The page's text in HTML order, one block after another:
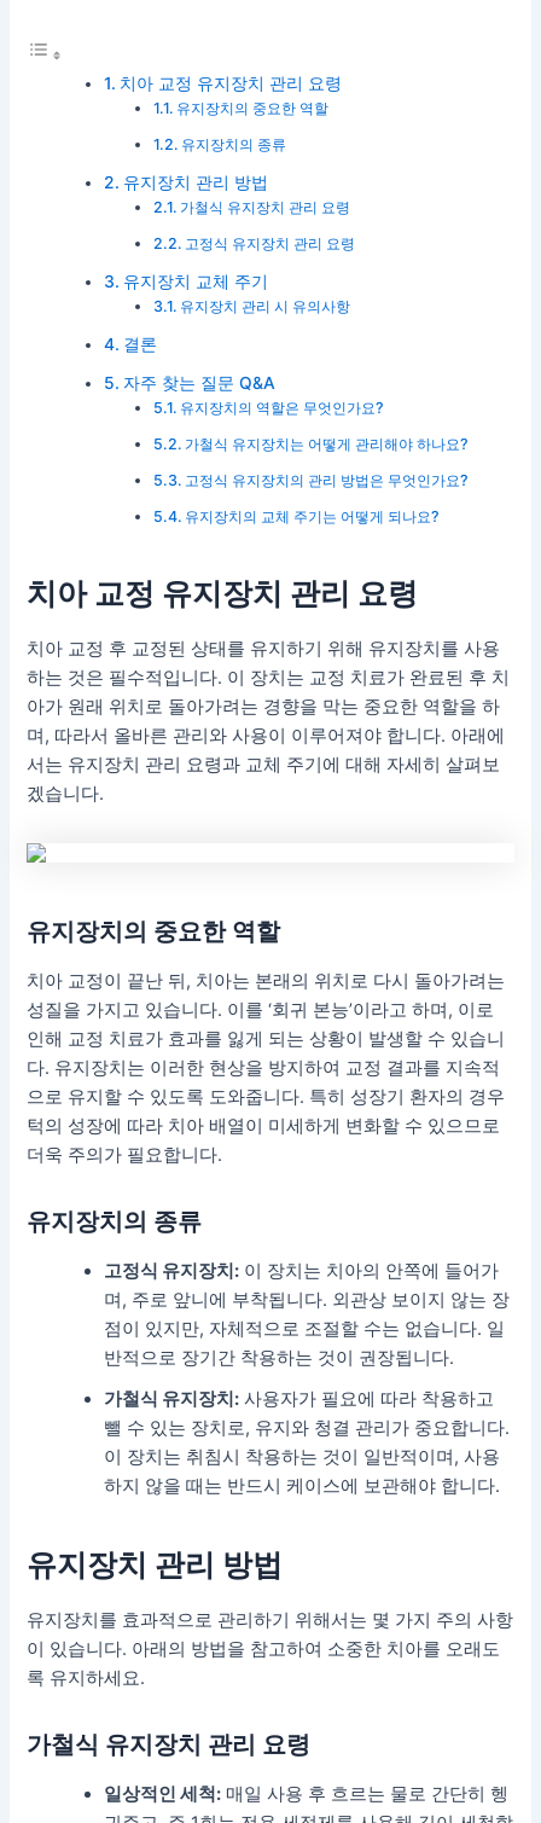
치아 교정 유지장치 관리 요령
유지장치의 중요한 역할
유지장치의 종류
유지장치 관리 방법
가철식 유지장치 관리 요령
고정식 유지장치 관리 요령
유지장치 교체 주기
유지장치 관리 시 유의사항
결론
자주 찾는 질문 Q&A
유지장치의 역할은 무엇인가요?
가철식 유지장치는 어떻게 관리해야 하나요?
고정식 유지장치의 관리 방법은 무엇인가요?
유지장치의 교체 주기는 어떻게 되나요?
치아 교정 유지장치 관리 요령
치아 교정 후 교정된 상태를 유지하기 위해 유지장치를 사용
하는 것은 필수적입니다. 이 장치는 교정 치료가 완료된 후 치
아가 원래 위치로 돌아가려는 경향을 막는 중요한 역할을 하
며, 따라서 올바른 관리와 사용이 이루어져야 합니다. 아래에
서는 유지장치 관리 요령과 교체 주기에 대해 자세히 살펴보
겠습니다.
유지장치의 중요한 역할
치아 교정이 끝난 뒤, 치아는 본래의 위치로 다시 돌아가려는
성질을 가지고 있습니다. 이를 ‘회귀 본능’이라고 하며, 이로
인해 교정 치료가 효과를 잃게 되는 상황이 발생할 수 있습니
다. 유지장치는 이러한 현상을 방지하여 교정 결과를 지속적
으로 유지할 수 있도록 도와줍니다. 특히 성장기 환자의 경우
턱의 성장에 따라 치아 배열이 미세하게 변화할 수 있으므로
더욱 주의가 필요합니다.
유지장치의 종류
고정식 유지장치: 이 장치는 치아의 안쪽에 들어가
며, 주로 앞니에 부착됩니다. 외관상 보이지 않는 장
점이 있지만, 자체적으로 조절할 수는 없습니다. 일
반적으로 장기간 착용하는 것이 권장됩니다.
가철식 유지장치: 사용자가 필요에 따라 착용하고
뺄 수 있는 장치로, 유지와 청결 관리가 중요합니다.
이 장치는 취침시 착용하는 것이 일반적이며, 사용
하지 않을 때는 반드시 케이스에 보관해야 합니다.
유지장치 관리 방법
유지장치를 효과적으로 관리하기 위해서는 몇 가지 주의 사항
이 있습니다. 아래의 방법을 참고하여 소중한 치아를 오래도
록 유지하세요.
가철식 유지장치 관리 요령
일상적인 세척: 매일 사용 후 흐르는 물로 간단히 헹